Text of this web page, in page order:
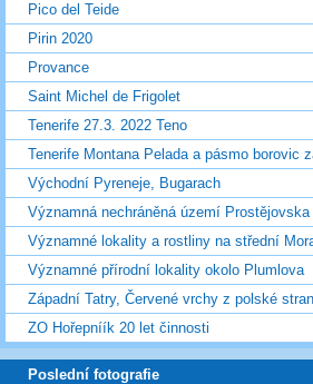
Pico del Teide
Pirin 2020
Provance
Saint Michel de Frigolet
Tenerife 27.3. 2022 Teno
Tenerife Montana Pelada a pásmo borovic
Východní Pyreneje, Bugarach
Významná nechráněná území Prostějovska
Významné lokality a rostliny na střední
Významné přírodní lokality okolo Plumlova
Západní Tatry, Červené vrchy z polské
ZO Hořepníík 20 let činnosti
Poslední fotografie